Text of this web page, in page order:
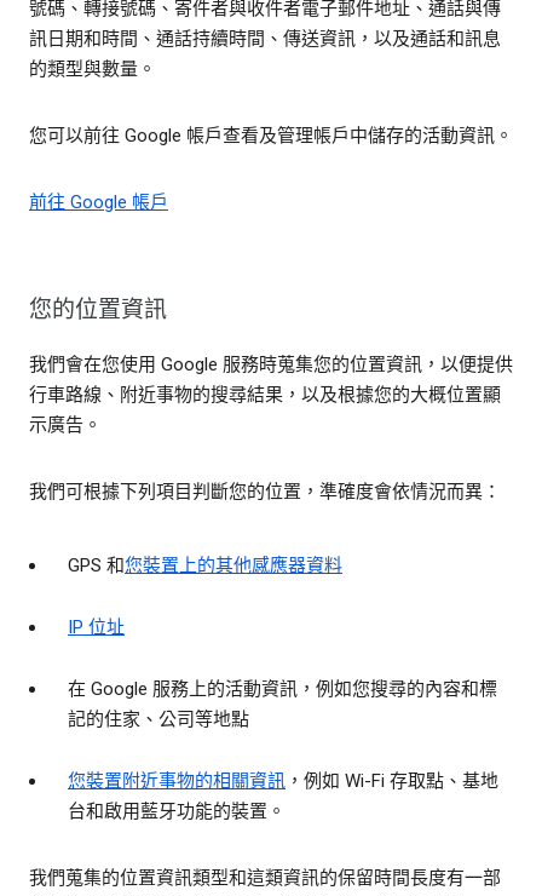
號碼、轉接號碼、寄件者與收件者電子郵件地址、通話與傳
訊日期和時間、通話持續時間、傳送資訊，以及通話和訊息
的類型與數量。
您可以前往 Google 帳戶查看及管理帳戶中儲存的活動資訊。
前往 Google 帳戶
您的位置資訊
我們會在您使用 Google 服務時蒐集您的位置資訊，以便提供
行車路線、附近事物的搜尋結果，以及根據您的大概位置顯
示廣告。
我們可根據下列項目判斷您的位置，準確度會依情況而異：
GPS 和您裝置上的其他感應器資料
IP 位址
在 Google 服務上的活動資訊，例如您搜尋的內容和標
記的住家、公司等地點
您裝置附近事物的相關資訊 ，例如 Wi-Fi 存取點、基地
台和啟用藍牙功能的裝置。
我們蒐集的位置資訊類型和這類資訊的保留時間長度有一部